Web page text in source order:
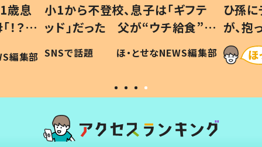
歳息
？」
編集部
小1から不登校、息子は「ギフテ
ッド」だった 父が“ウチ給食”を
作り続ける理由とは #令和の親
#令和の子
SNSで話題 ほ・とせなNEWS編集部
ひ孫
が、
「涙が
い」